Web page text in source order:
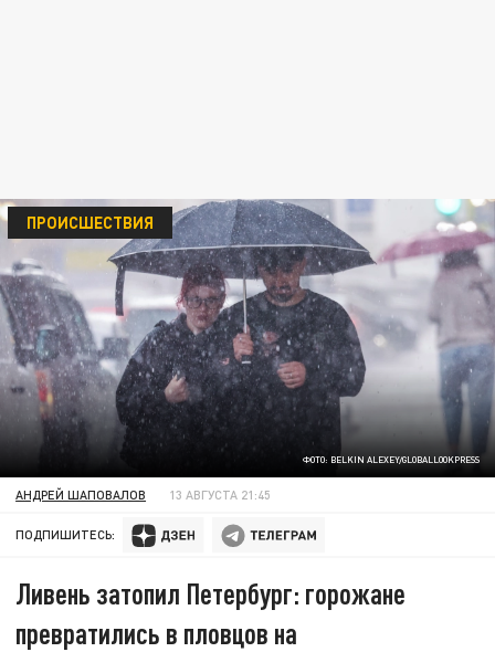
ФОТО: BELKIN ALEXEY/GLOBALLOOKPRESS
ПРОИСШЕСТВИЯ
АНДРЕЙ ШАПОВАЛОВ 13 АВГУСТА 21:45
ПОДПИШИТЕСЬ:
Ливень затопил Петербург: горожане
превратились в пловцов на